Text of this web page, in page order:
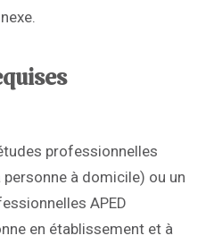
professionnelles
à domicile) ou un
APED
en établissement et à